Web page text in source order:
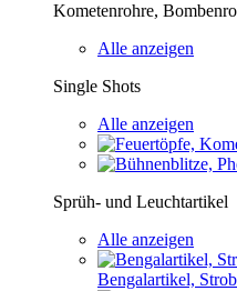
Kometenrohre,
Alle anzeigen
Single Shots
Alle anzeigen
Sprüh- und Leuchtartikel
Alle anzeigen
Bengalartikel,